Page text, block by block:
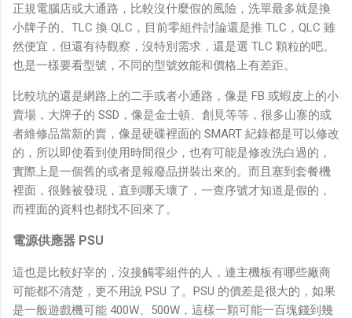
正規電腦店或大通路，比較沒什麼假的風險，洗單最多就是換
小牌子的、TLC 換 QLC，目前零組件討論還是推 TLC，QLC 雖
然便宜，但還有待觀察，沒特別需求，還是選 TLC 顆粒的吧。
也是一樣要看型號，不同的型號效能和價格上有差距。
比較坑的還是網路上的二手或者小通路，像是 FB 或蝦皮上的小
賣場，大牌子的 SSD，像是金士頓、創見等等，很多山寨的或
者維修品當新的賣，像是硬碟裡面的 SMART 紀錄都是可以修改
的，所以即使看到使用時間很少，也有可能是修改洗白過的，
實際上是一個舊的或者是報廢品拼裝出來的。而且塞到套餐機
裡面，很難被發現，直到哪天壞了，一查序號才知道是假的，
而裡面的資料也都找不回來了。
電源供應器 PSU
這也是比較好宰的，沒接觸零組件的人，連主機板有哪些廠商
可能都不清楚，更不用說 PSU 了。PSU 的價差是很大的，如果
是一般遊戲機可能 400W、500W，這樣一顆可能一百塊錢到幾